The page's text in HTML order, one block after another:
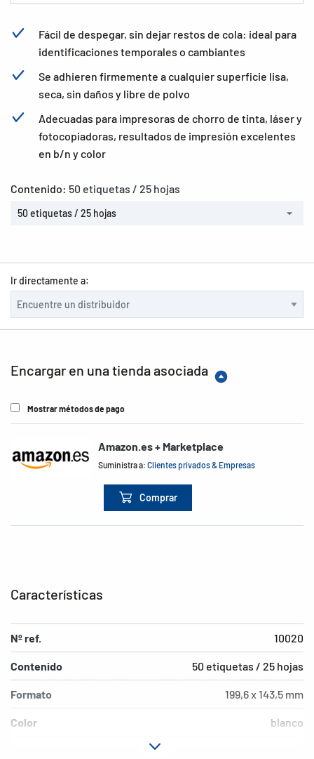
Fácil de despegar, sin dejar restos de cola: ideal para
identificaciones temporales o cambiantes
Se adhieren firmemente a cualquier superficie lisa,
seca, sin daños y libre de polvo
Adecuadas para impresoras de chorro de tinta, láser y
fotocopiadoras, resultados de impresión excelentes
en b/n y color
Contenido: 50 etiquetas / 25 hojas
50 etiquetas / 25 hojas
Ir directamente a:
Encargar en una tienda asociada
Mostrar métodos de pago
Amazon.es + Marketplace
Suministra a:Clientes privados & Empresas
Comprar
Características
Nº ref. 10020
Contenido 50 etiquetas / 25 hojas
Formato 199,6 x 143,5 mm
Color blanco